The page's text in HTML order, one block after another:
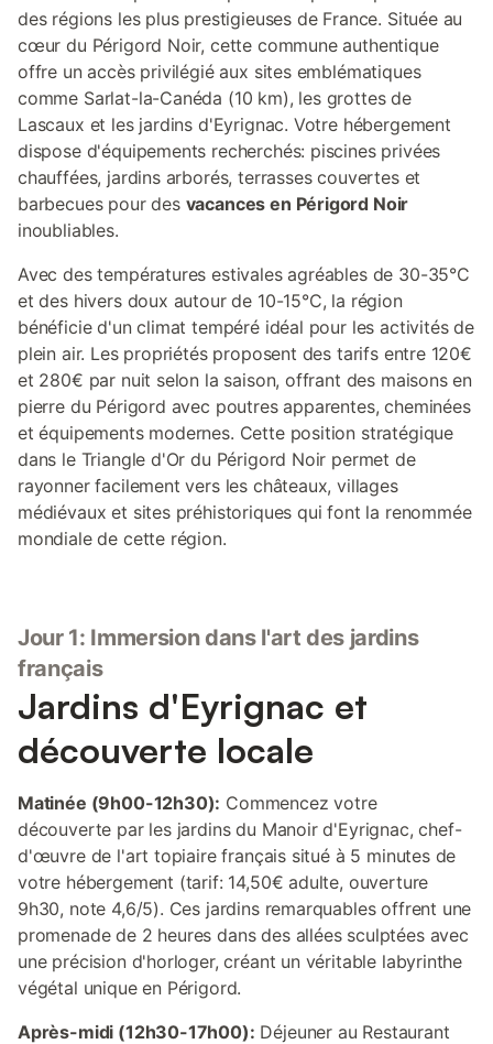
des régions les plus prestigieuses de France. Située au
cœur du Périgord Noir, cette commune authentique
offre un accès privilégié aux sites emblématiques
comme Sarlat-la-Canéda (10 km), les grottes de
Lascaux et les jardins d'Eyrignac. Votre hébergement
dispose d'équipements recherchés: piscines privées
chauffées, jardins arborés, terrasses couvertes et
barbecues pour des vacances en Périgord Noir
inoubliables.
Avec des températures estivales agréables de 30-35°C
et des hivers doux autour de 10-15°C, la région
bénéficie d'un climat tempéré idéal pour les activités de
plein air. Les propriétés proposent des tarifs entre 120€
et 280€ par nuit selon la saison, offrant des maisons en
pierre du Périgord avec poutres apparentes, cheminées
et équipements modernes. Cette position stratégique
dans le Triangle d'Or du Périgord Noir permet de
rayonner facilement vers les châteaux, villages
médiévaux et sites préhistoriques qui font la renommée
mondiale de cette région.
Jour 1: Immersion dans l'art des jardins
français
Jardins d'Eyrignac et
découverte locale
Matinée (9h00-12h30): Commencez votre
découverte par les jardins du Manoir d'Eyrignac, chef-
d'œuvre de l'art topiaire français situé à 5 minutes de
votre hébergement (tarif: 14,50€ adulte, ouverture
9h30, note 4,6/5). Ces jardins remarquables offrent une
promenade de 2 heures dans des allées sculptées avec
une précision d'horloger, créant un véritable labyrinthe
végétal unique en Périgord.
Après-midi (12h30-17h00): Déjeuner au Restaurant